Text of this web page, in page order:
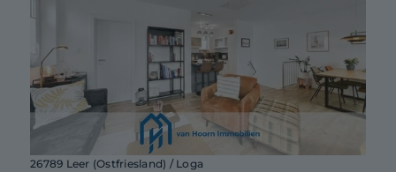
26789 Leer (Ostfriesland) / Loga